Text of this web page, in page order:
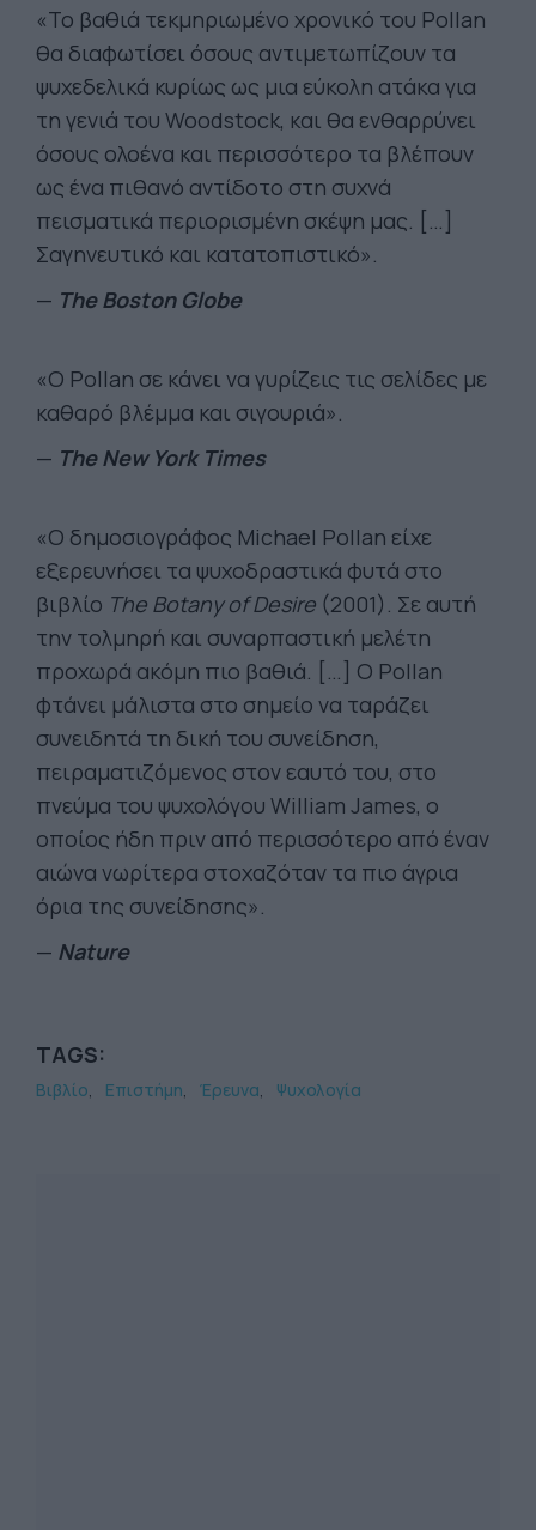
«Το βαθιά τεκμηριωμένο χρονικό του Pollan
θα διαφωτίσει όσους αντιμετωπίζουν τα
ψυχεδελικά κυρίως ως μια εύκολη ατάκα για
τη γενιά του Woodstock, και θα ενθαρρύνει
όσους ολοένα και περισσότερο τα βλέπουν
ως ένα πιθανό αντίδοτο στη συχνά
πεισματικά περιορισμένη σκέψη μας. […]
Σαγηνευτικό και κατατοπιστικό».
— The Boston Globe
«Ο Pollan σε κάνει να γυρίζεις τις σελίδες με
καθαρό βλέμμα και σιγουριά».
— The New York Times
«Ο δημοσιογράφος Michael Pollan είχε
εξερευνήσει τα ψυχοδραστικά φυτά στο
βιβλίο The Botany of Desire (2001). Σε αυτή
την τολμηρή και συναρπαστική μελέτη
προχωρά ακόμη πιο βαθιά. […] Ο Pollan
φτάνει μάλιστα στο σημείο να ταράζει
συνειδητά τη δική του συνείδηση,
πειραματιζόμενος στον εαυτό του, στο
πνεύμα του ψυχολόγου William James, ο
οποίος ήδη πριν από περισσότερο από έναν
αιώνα νωρίτερα στοχαζόταν τα πιο άγρια
όρια της συνείδησης».
— Nature
TAGS:
Βιβλίο Επιστήμη Έρευνα Ψυχολογία